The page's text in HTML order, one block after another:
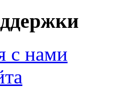
с нами